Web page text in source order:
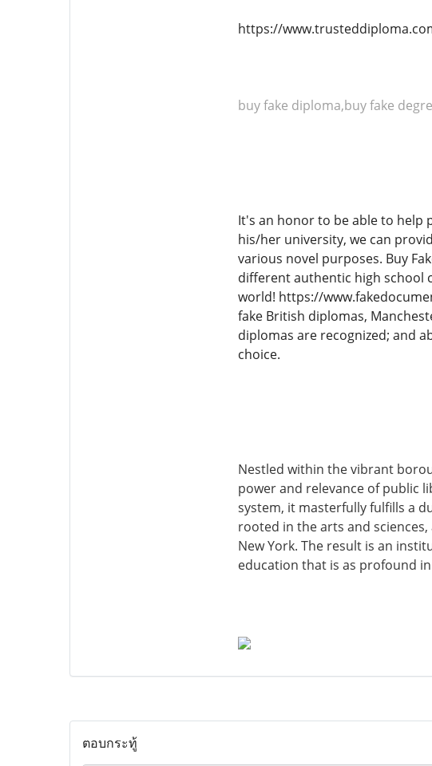
https://
buy fake diploma,buy fake
It's an honor to be able to help
his/her university, we can
various novel purposes. Buy
different authentic high school
world! https://
fake British diplomas,
diplomas are recognized; and
choice.
Nestled within the vibrant
power and relevance of public
system, it masterfully fulfills a
rooted in the arts and
New York. The result is an
education that is as profound
ตอบกระทู้